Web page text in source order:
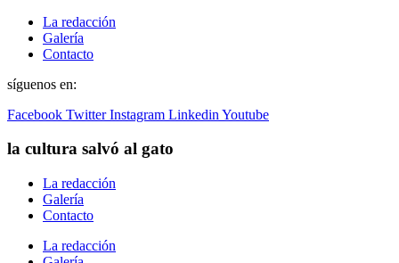
La redacción
Galería
Contacto
síguenos en:
Facebook Twitter Instagram Linkedin Youtube
la cultura salvó al gato
La redacción
Galería
Contacto
La redacción